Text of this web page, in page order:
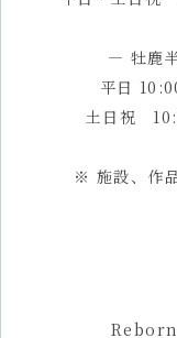
— 牡鹿
平日
土日祝
※ 施設、作